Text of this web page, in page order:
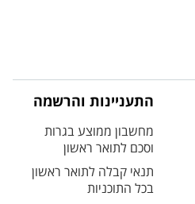
התעניינות והרשמה
מחשבון ממוצע בגרות
וסכם לתואר ראשון
תנאי קבלה לתואר ראשון
בכל התוכניות